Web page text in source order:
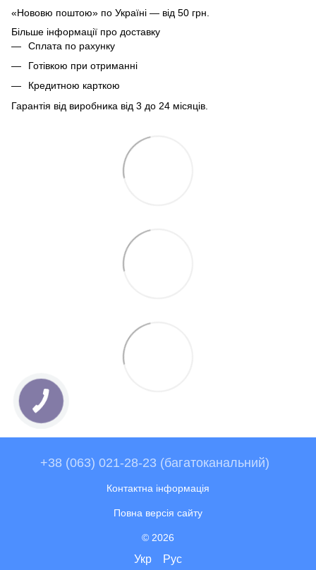
«Нововю поштою» по Україні — від 50 грн.
Більше інформації про доставку
Сплата по рахунку
Готівкою при отриманні
Кредитною карткою
Гарантія від виробника від 3 до 24 місяців.
+38 (063) 021-28-23 (багатоканальний)
Контактна інформація
Повна версія сайту
© 2026
Укр Рус